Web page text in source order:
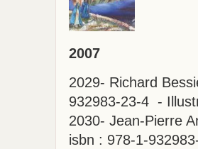
2007
2029- Richard
932983-23-4 -
2030- Jean-Pierre
isbn : 978-1-